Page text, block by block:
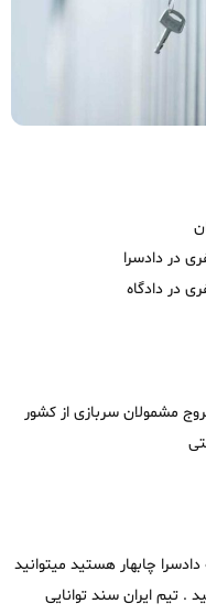
دادسرا چابهار هستید میتوانید
. تیم ایران سند توانایی